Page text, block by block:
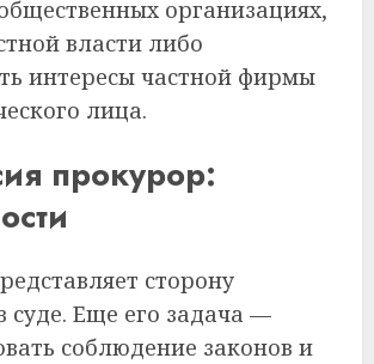
организациях,
власти либо
интересы частной фирмы
лица.
прокурор:
сторону
суде. Еще его задача —
соблюдение законов и